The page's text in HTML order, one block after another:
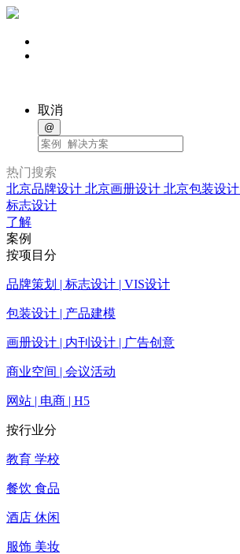
取消
@
热门搜索
北京品牌设计 北京画册设计 北京包装设计
标志设计
了解
案例
按项目分
品牌策划 | 标志设计 | VIS设计
包装设计 | 产品建模
画册设计 | 内刊设计 | 广告创意
商业空间 | 会议活动
网站 | 电商 | H5
按行业分
教育 学校
餐饮 食品
酒店 休闲
服饰 美妆